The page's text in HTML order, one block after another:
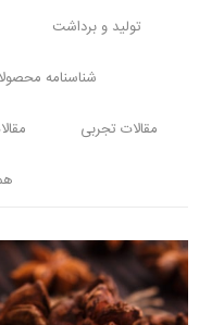
تولید و برداشت
شناسنامه
مقالات تجربی